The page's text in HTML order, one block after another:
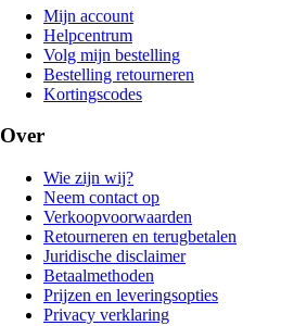
Mijn account
Helpcentrum
Volg mijn bestelling
Bestelling retourneren
Kortingscodes
Over
Wie zijn wij?
Neem contact op
Verkoopvoorwaarden
Retourneren en terugbetalen
Juridische disclaimer
Betaalmethoden
Prijzen en leveringsopties
Privacy verklaring